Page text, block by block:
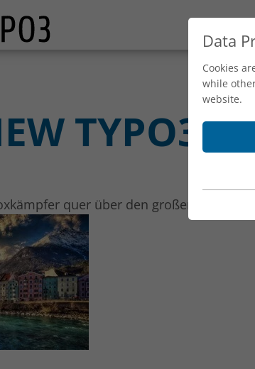
TYPO3
quer über den großen Sylter
Data
Cookies
while
website.